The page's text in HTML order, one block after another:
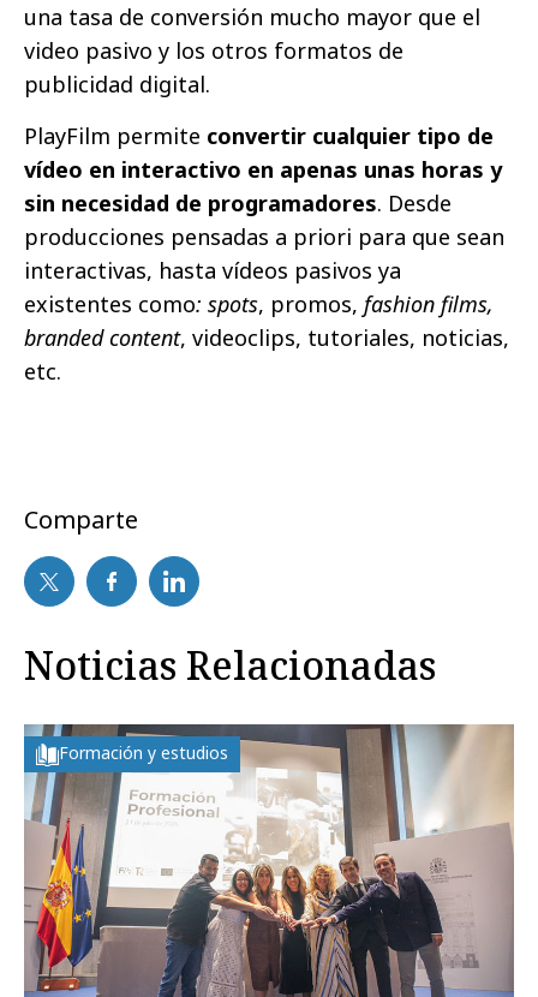
una tasa de conversión mucho mayor que el
video pasivo y los otros formatos de
publicidad digital.
PlayFilm permite convertir cualquier tipo de
vídeo en interactivo en apenas unas horas y
sin necesidad de programadores. Desde
producciones pensadas a priori para que sean
interactivas, hasta vídeos pasivos ya
existentes como: spots, promos, fashion films,
branded content, videoclips, tutoriales, noticias,
etc.
Comparte
Noticias Relacionadas
Formación y estudios